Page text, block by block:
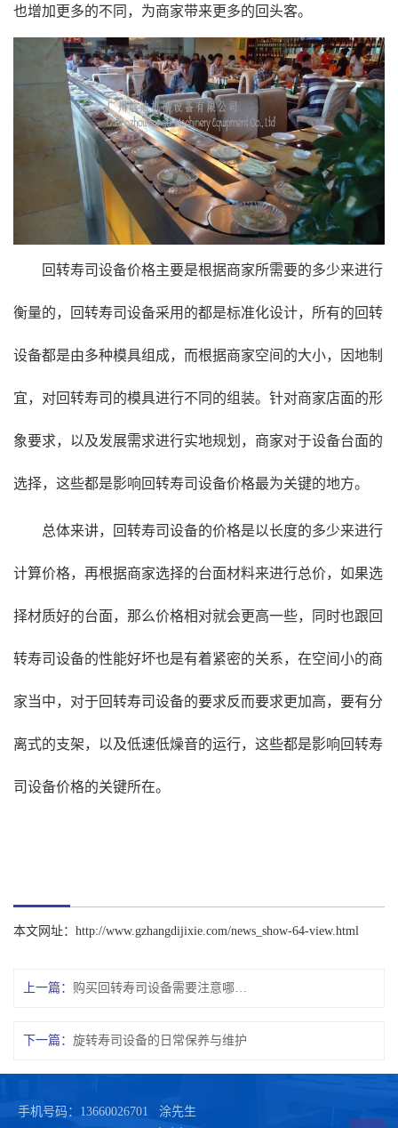
也增加更多的不同，为商家带来更多的回头客。
回转寿司设备价格主要是根据商家所需要的多少来进行
衡量的，回转寿司设备采用的都是标准化设计，所有的回转
设备都是由多种模具组成，而根据商家空间的大小，因地制
宜，对回转寿司的模具进行不同的组装。针对商家店面的形
象要求，以及发展需求进行实地规划，商家对于设备台面的
选择，这些都是影响回转寿司设备价格最为关键的地方。
总体来讲，回转寿司设备的价格是以长度的多少来进行
计算价格，再根据商家选择的台面材料来进行总价，如果选
择材质好的台面，那么价格相对就会更高一些，同时也跟回
转寿司设备的性能好坏也是有着紧密的关系，在空间小的商
家当中，对于回转寿司设备的要求反而要求更加高，要有分
离式的支架，以及低速低燥音的运行，这些都是影响回转寿
司设备价格的关键所在。
本文网址： http://www.gzhangdijixie.com/news_show-64-view.html
上一篇：
下一篇： 旋转寿司设备的日常保养与维护
手机号码：13660026701 涂先生